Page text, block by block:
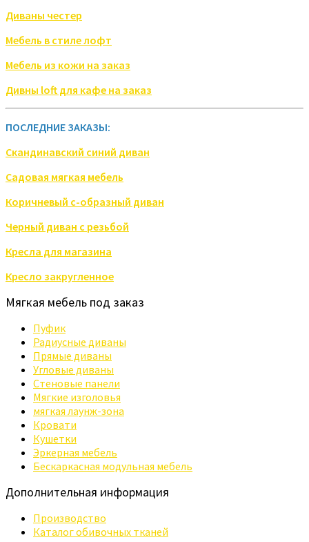
Диваны честер
Мебель в стиле лофт
Мебель из кожи на заказ
Дивны loft для кафе на заказ
ПОСЛЕДНИЕ ЗАКАЗЫ:
Скандинавский синий диван
Садовая мягкая мебель
Коричневый с-образный диван
Черный диван с резьбой
Кресла для магазина
Кресло закругленное
Мягкая мебель под заказ
Пуфик
Радиусные диваны
Прямые диваны
Угловые диваны
Стеновые панели
Мягкие изголовья
мягкая лаунж-зона
Кровати
Кушетки
Эркерная мебель
Бескаркасная модульная мебель
Дополнительная информация
Производство
Каталог обивочных тканей